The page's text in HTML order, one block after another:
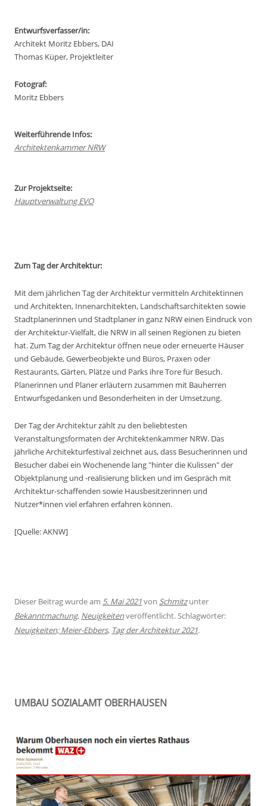
Entwurfsverfasser/in:
Architekt Moritz Ebbers, DAI
Thomas Küper, Projektleiter
Fotograf:
Moritz Ebbers
Weiterführende Infos:
Architektenkammer NRW
Zur Projektseite:
Hauptverwaltung EVO
Zum Tag der Architektur:
Mit dem jährlichen Tag der Architektur vermitteln Architektinnen
und Architekten, Innenarchitekten, Landschaftsarchitekten sowie
Stadtplanerinnen und Stadtplaner in ganz NRW einen Eindruck von
der Architektur-Vielfalt, die NRW in all seinen Regionen zu bieten
hat. Zum Tag der Architektur öffnen neue oder erneuerte Häuser
und Gebäude, Gewerbeobjekte und Büros, Praxen oder
Restaurants, Gärten, Plätze und Parks ihre Tore für Besuch.
Planerinnen und Planer erläutern zusammen mit Bauherren
Entwurfsgedanken und Besonderheiten in der Umsetzung.
Der Tag der Architektur zählt zu den beliebtesten
Veranstaltungsformaten der Architektenkammer NRW. Das
jährliche Architekturfestival zeichnet aus, dass Besucherinnen und
Besucher dabei ein Wochenende lang "hinter die Kulissen" der
Objektplanung und -realisierung blicken und im Gespräch mit
Architektur-schaffenden sowie Hausbesitzerinnen und
Nutzer*innen viel erfahren erfahren können.
[Quelle: AKNW]
Dieser Beitrag wurde am 5. Mai 2021von Schmitzunter
Bekanntmachung, Neuigkeitenveröffentlicht. Schlagwörter:
Neuigkeiten; Meier-Ebbers, Tag der Architektur 2021.
UMBAU SOZIALAMT OBERHAUSEN